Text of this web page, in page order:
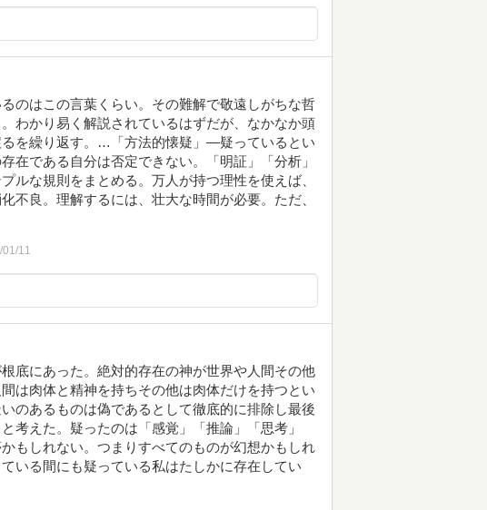
のはこの言葉くらい。その難解で敬遠しがちな哲
わかり易く解説されているはずだが、なかなか頭
を繰り返す。…「方法的懐疑」—疑っているとい
在である自分は否定できない。「明証」「分析」
ルな規則をまとめる。万人が持つ理性を使えば、
不良。理解するには、壮大な時間が必要。ただ、
11
底にあった。絶対的存在の神が世界や人間その他
は肉体と精神を持ちその他は肉体だけを持つとい
のあるものは偽であるとして徹底的に排除し最後
考えた。疑ったのは「感覚」「推論」「思考」
もしれない。つまりすべてのものが幻想かもしれ
いる間にも疑っている私はたしかに存在してい